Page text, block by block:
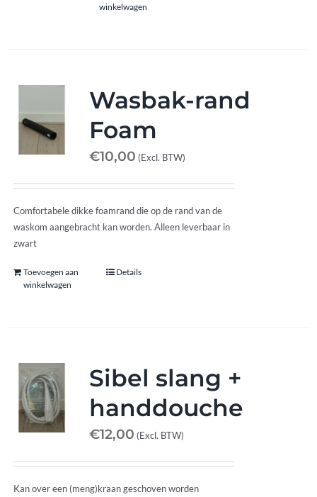
winkelwagen
Wasbak-rand
Foam
€10,00 (Excl. BTW)
Comfortabele dikke foamrand die op de rand van de
waskom aangebracht kan worden. Alleen leverbaar in
zwart
Toevoegen aan
winkelwagen
Details
Sibel slang +
handdouche
€12,00 (Excl. BTW)
Kan over een (meng)kraan geschoven worden